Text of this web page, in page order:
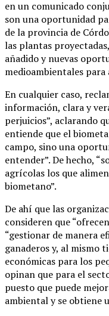
en un comunicado
son una oportunidad
de la provincia de
las plantas
añadido y nuevas
medioambientales
En cualquier caso,
información, clara y
perjuicios”, aclarando
entiende que el
campo, sino una
entender”. De hecho,
agrícolas los que
biometano”.
De ahí que las
consideren que
“gestionar de manera
ganaderos y, al mismo
económicas para los
opinan que para el
puesto que puede
ambiental y se obtiene